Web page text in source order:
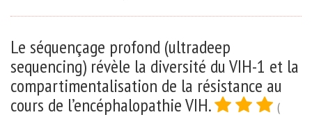
Le séquençage profond (ultradeep
sequencing) révèle la diversité du VIH-1 et la
compartimentalisation de la résistance au
cours de l’encéphalopathie VIH.
(